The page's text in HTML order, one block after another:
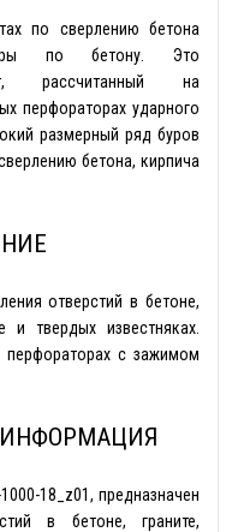
по сверлению бетона
по бетону. Это
рассчитанный на
перфораторах ударного
размерный ряд буров
бетона, кирпича
отверстий в бетоне,
и твердых известняках.
перфораторах с зажимом
18_z01, предназначен
в бетоне, граните,